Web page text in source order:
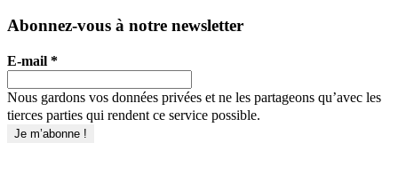
Abonnez-vous à notre newsletter
E-mail *
Nous gardons vos données privées et ne les partageons qu’avec les
tierces parties qui rendent ce service possible.